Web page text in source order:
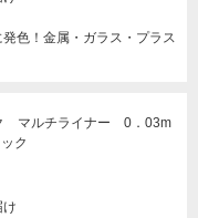
色！金属・ガラス・プラス
マルチライナー 0．03m
ク
け